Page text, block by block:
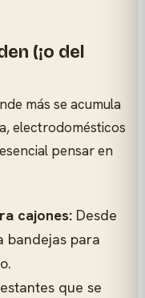
(¡o del
más se acumula
electrodomésticos
pensar en
cajones: Desde
bandejas para
que se